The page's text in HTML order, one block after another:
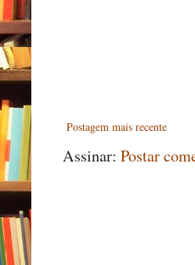
Postagem mais recente
Assinar: Postar